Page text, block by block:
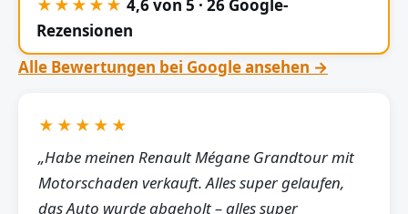
★★★★★ 4,6 von 5 · 26 Google-
Rezensionen
Alle Bewertungen bei Google ansehen →
★★★★★
„Habe meinen Renault Mégane Grandtour mit
Motorschaden verkauft. Alles super gelaufen,
das Auto wurde abgeholt – alles super